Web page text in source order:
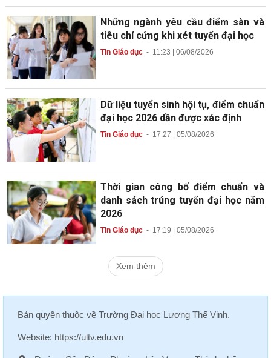
Những ngành yêu cầu điểm sàn và
tiêu chí cứng khi xét tuyển đại học
Tin Giáo dục- 11:23 | 06/08/2026
Dữ liệu tuyển sinh hội tụ, điểm chuẩn
đại học 2026 dần được xác định
Tin Giáo dục- 17:27 | 05/08/2026
Thời gian công bố điểm chuẩn và
danh sách trúng tuyển đại học năm
2026
Tin Giáo dục- 17:19 | 05/08/2026
Xem thêm
Bản quyền thuộc về Trường Đại học Lương Thế Vinh.
Website: https://ultv.edu.vn